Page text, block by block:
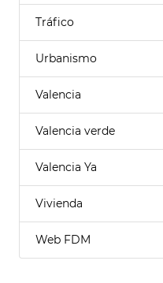
Tráfico
Urbanismo
Valencia
Valencia verde
Valencia Ya
Vivienda
Web FDM